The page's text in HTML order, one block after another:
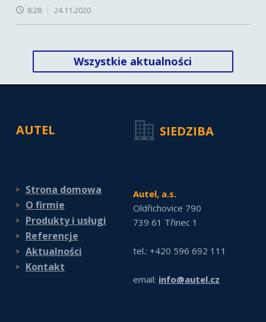
Wszystkie aktualności
8:28 24.11.2020
AUTEL
Strona domowa
O firmie
Produkty i usługi
Referencje
Aktualności
Kontakt
SIEDZIBA
Autel, a.s.
Oldřichovice 790
739 61 Třinec 1
tel.: +420 596 692 111
email: info@autel.cz